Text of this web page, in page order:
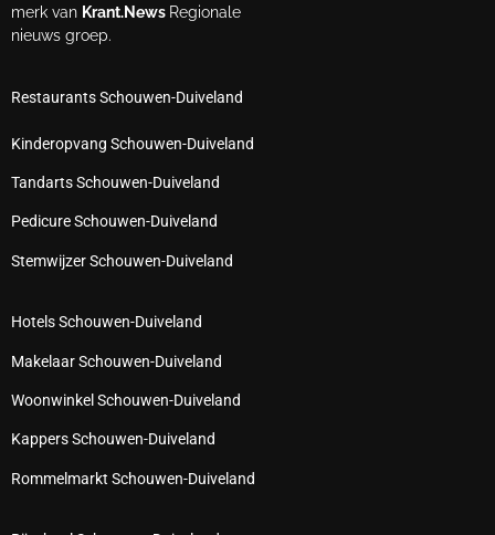
merk van Krant.News Regionale
nieuws groep.
Restaurants Schouwen-Duiveland
Kinderopvang Schouwen-Duiveland
Tandarts Schouwen-Duiveland
Pedicure Schouwen-Duiveland
Stemwijzer Schouwen-Duiveland
Hotels Schouwen-Duiveland
Makelaar Schouwen-Duiveland
Woonwinkel Schouwen-Duiveland
Kappers Schouwen-Duiveland
Rommelmarkt Schouwen-Duiveland